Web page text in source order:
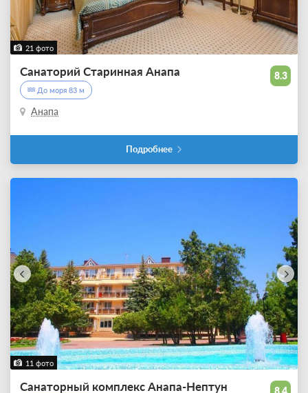
21 фото
8.3
Санаторий Старинная Анапа
До моря 83 м
Анапа
Подробнее
11 фото
Санаторный комплекс Анапа-Нептун